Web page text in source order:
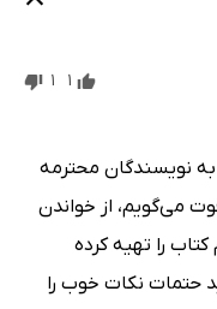
1
1
نویسندگان محترمه
می‌گویم، از خواندن
را تهیه کرده
حتمات نکات خوب را